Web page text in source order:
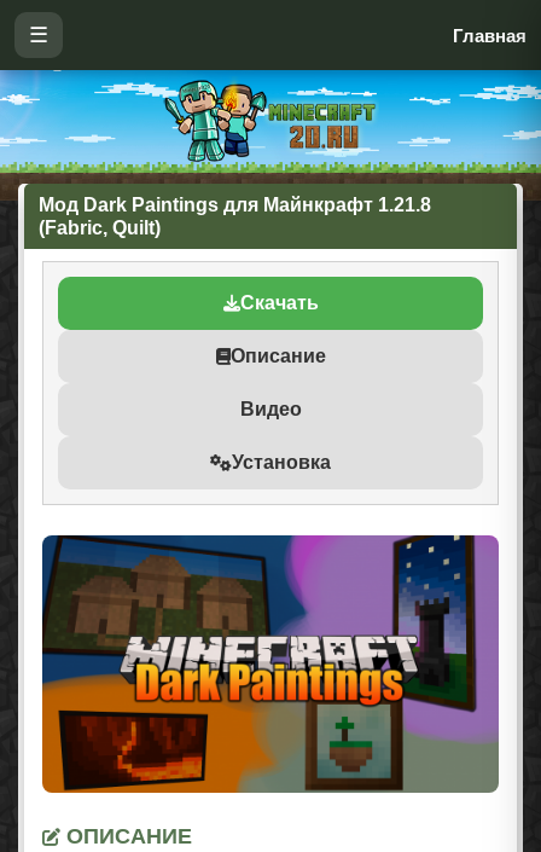
☰ Главная
Мод Dark Paintings для Майнкрафт 1.21.8
(Fabric, Quilt)
Скачать
Описание
Видео
Установка
ОПИСАНИЕ